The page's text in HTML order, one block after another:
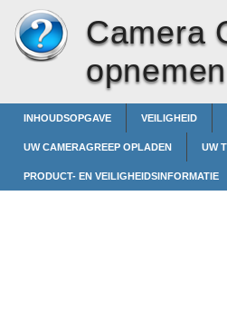
Camera
opnemen
INHOUDSOPGAVE VEILIGHEID
UW CAMERAGREEP OPLADEN UW
PRODUCT- EN VEILIGHEIDSINFORMATIE